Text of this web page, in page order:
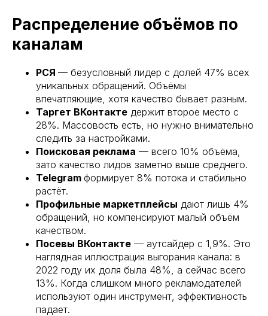
Распределение объёмов по
каналам
РСЯ — безусловный лидер с долей 47% всех
уникальных обращений. Объёмы
впечатляющие, хотя качество бывает разным.
Таргет ВКонтакте держит второе место с
28%. Массовость есть, но нужно внимательно
следить за настройками.
Поисковая реклама — всего 10% объёма,
зато качество лидов заметно выше среднего.
Telegram формирует 8% потока и стабильно
растёт.
Профильные маркетплейсы дают лишь 4%
обращений, но компенсируют малый объём
качеством.
Посевы ВКонтакте — аутсайдер с 1,9%. Это
наглядная иллюстрация выгорания канала: в
2022 году их доля была 48%, а сейчас всего
13%. Когда слишком много рекламодателей
используют один инструмент, эффективность
падает.